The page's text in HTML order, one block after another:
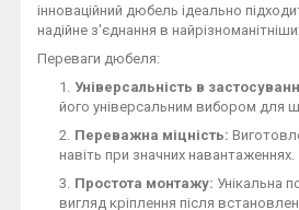
інноваційний дюбель ідеально
надійне з'єднання в
Переваги дюбеля:
Універсальність в
його універсальним вибором для
Переважна міцність:
навіть при значних навантаженнях.
Простота монтажу: Унікальна
вигляд кріплення після